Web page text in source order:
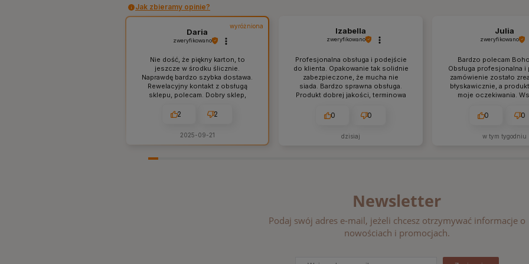
Jak zbieramy opinie?
wyróżniona
Daria
zweryfikowano
Nie dość, że piękny karton, to
jeszcze w środku ślicznie.
Naprawdę bardzo szybka dostawa.
Rewelacyjny kontakt z obsługą
sklepu, polecam. Dobry sklep,
naciągactwa. W sam raz dla mnie,
2 2
2025-09-21
Izabella
zweryfikowano
Profesjonalna obsługa i podejście
do klienta. Opakowanie tak solidnie
zabezpieczone, że mucha nie
siada. Bardzo sprawna obsługa.
Produkt dobrej jakości, terminowa
0 0
dzisiaj
Julia
zweryfikowano
Bardzo polecam
Obsługa profesjonalna i
zamówienie zostało
błyskawicznie, a
moje oczekiwania.
dokładnie tak, jak w
pewno wrócę tu po
0 0
w tym tygodniu
Newsletter
Podaj swój adres e-mail, jeżeli chcesz otrzymywać informacje o
nowościach i promocjach.